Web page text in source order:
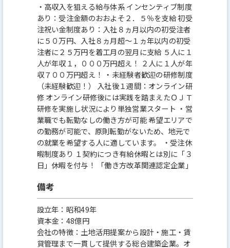
・高収入を狙える給与体系 インセンティブ制度
あり：受注金額のおおよそ２．５％を支給 初受
注祝い金制度あり：入社８ヵ月以内の初受注者
に５０万円、入社８ヵ月超～１ヵ年以内の初受
注者に２５万円を着工月の翌月に支給 ５人に１
人が年収１，０００万円超え！ ２人に１人が年
収７００万円超え！ ・未経験者歓迎の研修制度
（未経験歓迎！） 入社後１週間：オンライン研
修 オンライン研修後には実践を踏まえたＯＪＴ
研修を実施し状況により単独営業スタート ・営
業職でも転勤なしの働き方が可能 希望エリアで
の勤務が可能で、原則転勤がないため、地元で
の就業を希望する人に適しています。 ・受注休
暇制度あり １契約につき有給休暇とは別に「３
日」休暇を付与！ 「働き方改革関連認定企業」
備考
設立年：昭和49年
資本金：48億円
会社の特徴：土地活用提案から設計・施工・賃
貸管理まで一貫して提供する総合建築企業。オ